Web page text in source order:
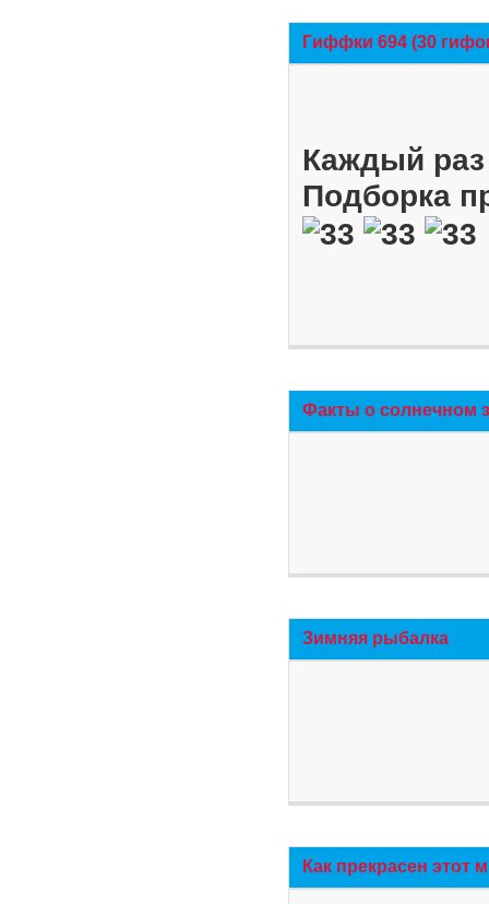
Гиффки 694 (30
Каждый
Подборка
Факты о солнечном
Зимняя рыбалка
Как прекрасен этот